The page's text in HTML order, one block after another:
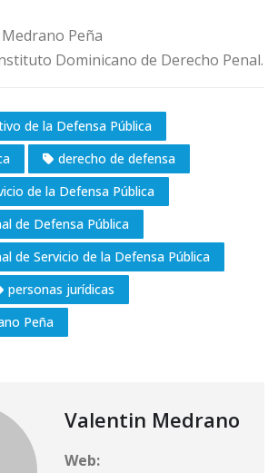
Peña
Dominicano de Derecho Penal.
de la Defensa Pública
derecho de defensa
de la Defensa Pública
de Defensa Pública
de Servicio de la Defensa Pública
personas jurídicas
Peña
Valentin Medrano
Web: